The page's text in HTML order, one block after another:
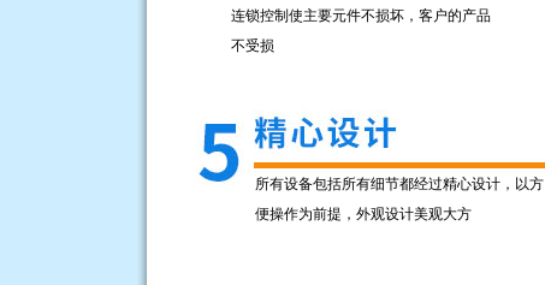
连锁控制使主要元件不损坏，客户的产品
不受损
所有设备包括所有细节都经过精心设计，以方
便操作为前提，外观设计美观大方